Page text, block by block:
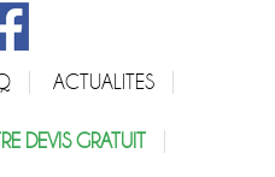
ACTUALITES
DEVIS GRATUIT